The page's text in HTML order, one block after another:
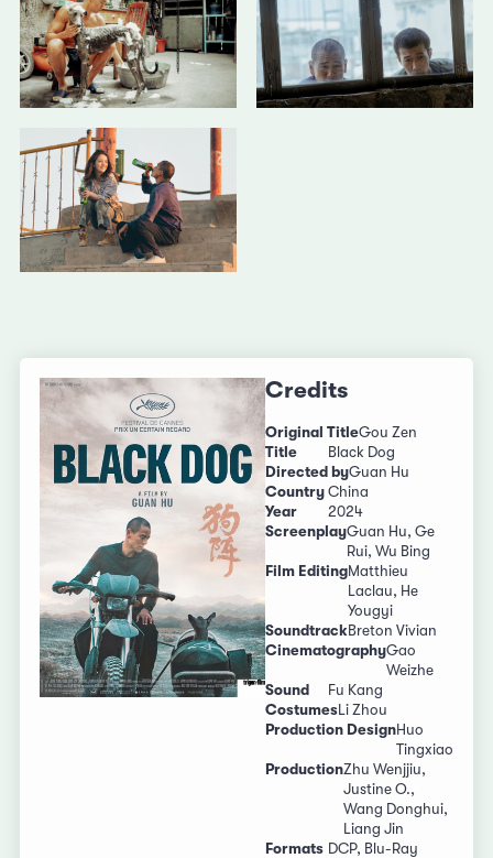
Credits
Original TitleGou Zen
Title
Black Dog
Directed byGuan Hu
Country China
Year
2024
ScreenplayGuan Hu, Ge
Rui, Wu Bing
Film EditingMatthieu
Laclau, He
Yougyi
SoundtrackBreton Vivian
CinematographyGao
Weizhe
Sound
Fu Kang
Costumes Li Zhou
Production DesignHuo
Tingxiao
ProductionZhu Wenjjiu,
Justine O.,
Wang Donghui,
Liang Jin
Formats DCP, Blu-Ray